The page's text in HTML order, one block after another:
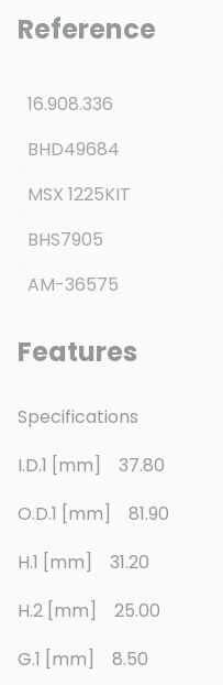
Reference
16.908.336
BHD49684
MSX 1225KIT
BHS7905
AM-36575
Features
Specifications
I.D.1 [mm] 37.80
O.D.1 [mm] 81.90
H.1 [mm] 31.20
H.2 [mm] 25.00
G.1 [mm] 8.50